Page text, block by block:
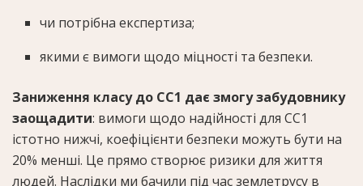
чи потрібна експертиза;
якими є вимоги щодо міцності та безпеки.
Заниження класу до СС1 дає змогу забудовнику
заощадити: вимоги щодо надійності для СС1
істотно нижчі, коефіцієнти безпеки можуть бути на
20% менші. Це прямо створює ризики для життя
людей. Наслідки ми бачили під час землетрусу в